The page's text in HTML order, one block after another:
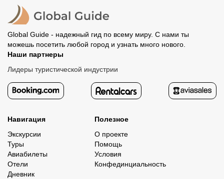
организатору напрямую не требуется.
Global Guide - надежный гид по всему миру. С нами ты
можешь посетить любой город и узнать много нового.
Наши партнеры
Лидеры туристической индустрии
Навигация
Экскурсии
Туры
Авиабилеты
Отели
Дневник
Полезное
О проекте
Помощь
Условия
Конфединциальность